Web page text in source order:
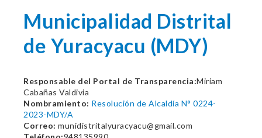
Municipalidad Distrital
de Yuracyacu (MDY)
Responsable del Portal de Transparencia:Miriam
Cabañas Valdivia
Nombramiento: Resolución de Alcaldía N° 0224-
2023-MDY/A
Correo: munidistritalyuracyacu@gmail.com